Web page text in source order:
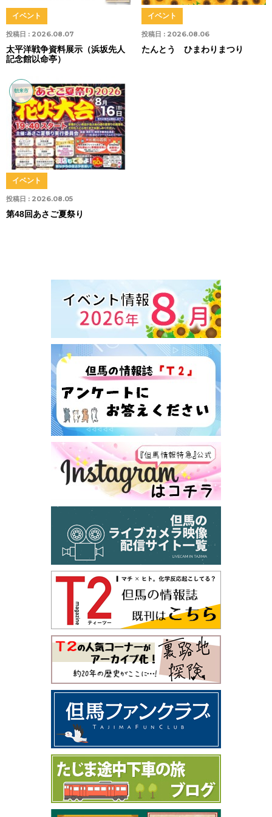
投稿日 : 2026.08.07
イベント
太平洋戦争資料展示（浜坂先人
記念館以命亭）
投稿日 : 2026.08.06
イベント
たんとう ひまわりまつり
朝来市
投稿日 : 2026.08.05
イベント
第48回あさご夏祭り